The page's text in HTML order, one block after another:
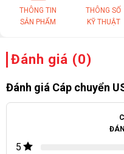
THÔNG TIN
SẢN PHẨM
THÔNG SỐ
KỸ THUẬT
Đánh giá (0)
Đánh giá Cáp chuyển
5